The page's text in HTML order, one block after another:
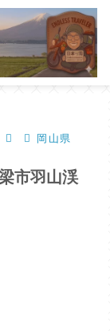
岡山県
市羽山渓